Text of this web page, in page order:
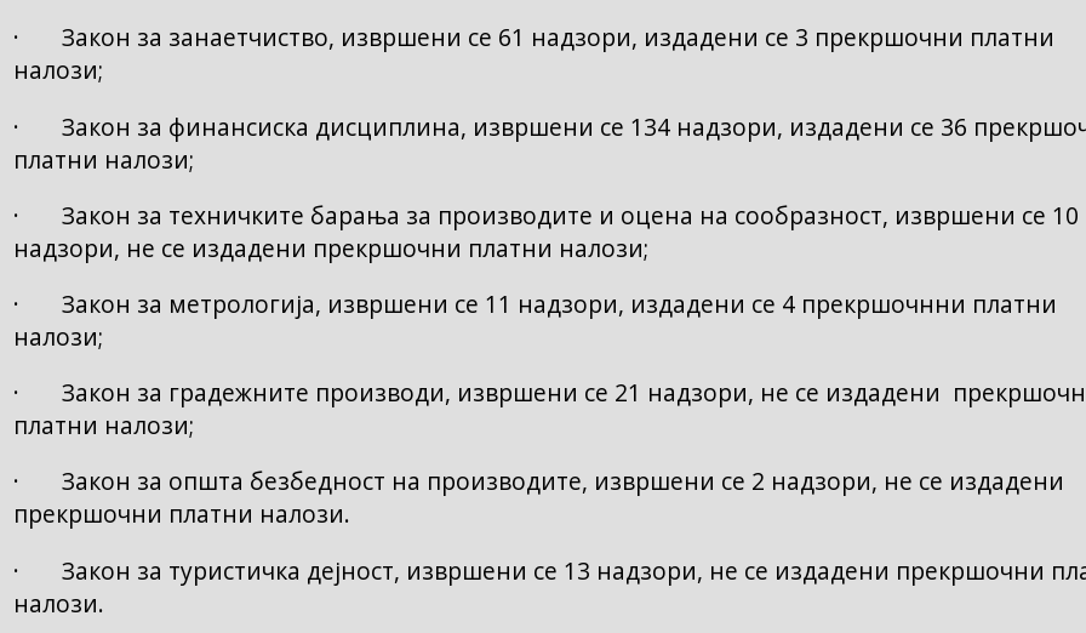
· Закон за занаетчиство, извршени се 61 надзори, издадени се 3 прекршочни платни
налози;
· Закон за финансиска дисциплина, извршени се 134 надзори, издадени се 36
платни налози;
· Закон за техничките барања за производите и оцена на сообразност, извршени се 10
надзори, не се издадени прекршочни платни налози;
· Закон за метрологија, извршени се 11 надзори, издадени се 4 прекршочнни платни
налози;
· Закон за градежните производи, извршени се 21 надзори, не се издадени
платни налози;
· Закон за општа безбедност на производите, извршени се 2 надзори, не се издадени
прекршочни платни налози.
· Закон за туристичка дејност, извршени се 13 надзори, не се издадени прекршочни
налози.